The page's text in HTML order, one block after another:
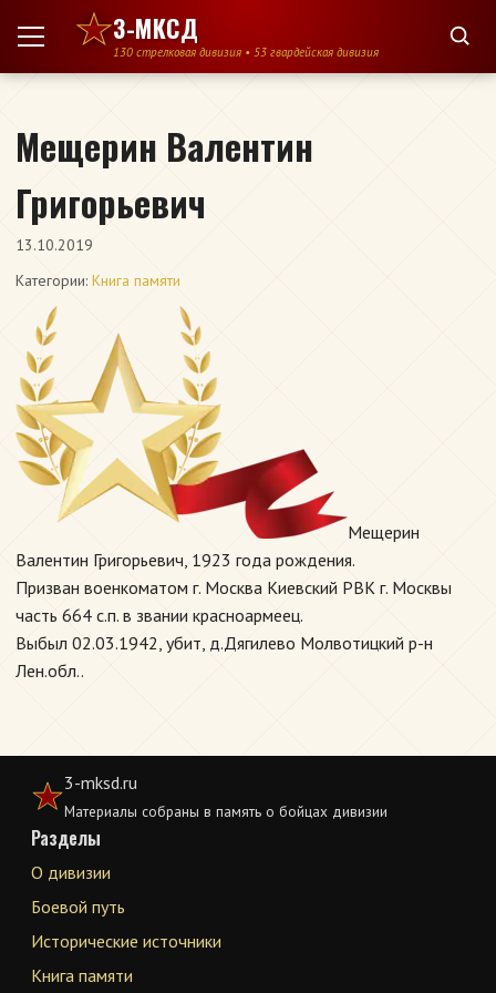
Перейти к содержимому
3-МКСД
130 стрелковая дивизия • 53 гвардейская дивизия
Мещерин Валентин
Григорьевич
13.10.2019
Категории: Книга памяти
Мещерин
Валентин Григорьевич, 1923 года рождения.
Призван военкоматом г. Москва Киевский РВК г. Москвы
часть 664 с.п. в звании красноармеец.
Выбыл 02.03.1942, убит, д.Дягилево Молвотицкий р-н
Лен.обл..
3-mksd.ru
Материалы собраны в память о бойцах дивизии
Разделы
О дивизии
Боевой путь
Исторические источники
Книга памяти